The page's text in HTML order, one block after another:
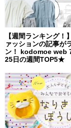
【週間ランキング！
ァッションの記事が
ン！ kodomoe web
25日の週間TOP5★